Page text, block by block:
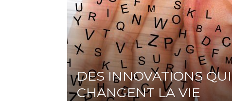
DES INNOVATIONS QUI
CHANGENT LA VIE